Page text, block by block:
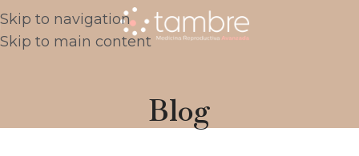
Skip to navigation
Skip to main content
Blog